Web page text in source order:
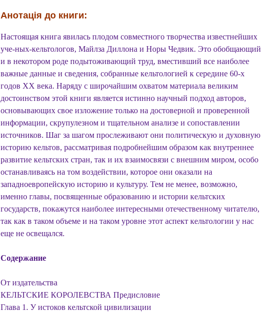
Анотація до книги:
Настоящая книга явилась плодом совместного творчества известнейших
уче-ных-кельтологов, Майлза Диллона и Норы Чедвик. Это обобщающий
и в некотором роде подытоживающий труд, вместивший все наиболее
важные данные и сведения, собранные кельтологией к середине 60-х
годов XX века. Наряду с широчайшим охватом материала великим
достоинством этой книги является истинно научный подход авторов,
основывающих свое изложение только на достоверной и проверенной
информации, скрупулезном и тщательном анализе и сопоставлении
источников. Шаг за шагом прослеживают они политическую и духовную
историю кельтов, рассматривая подробнейшим образом как внутреннее
развитие кельтских стран, так и их взаимосвязи с внешним миром, особо
останавливаясь на том воздействии, которое они оказали на
западноевропейскую историю и культуру. Тем не менее, возможно,
именно главы, посвященные образованию и истории кельтских
государств, покажутся наиболее интересными отечественному читателю,
так как в таком объеме и на таком уровне этот аспект кельтологии у нас
еще не освещался.
Содержание
От издательства
КЕЛЬТСКИЕ КОРОЛЕВСТВА Предисловие
Глава 1. У истоков кельтской цивилизации